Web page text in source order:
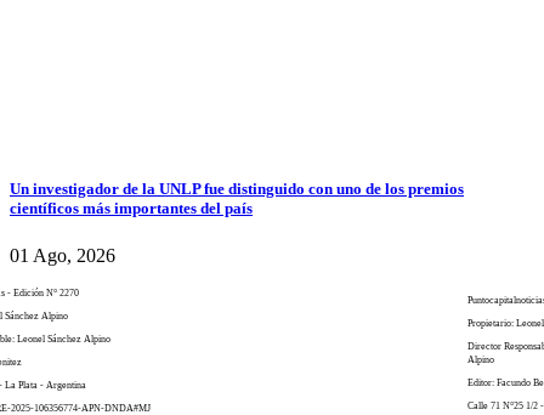
Un investigador de la UNLP fue distinguido con uno de los premios
científicos más importantes del país
01 Ago, 2026
- Edición N° 2270
Sánchez Alpino
Leonel Sánchez Alpino
La Plata - Argentina
2025-106356774-APN-DNDA#MJ
Propietario:
Director
Alpino
Editor: Facundo
Calle 71 N°25 1/2